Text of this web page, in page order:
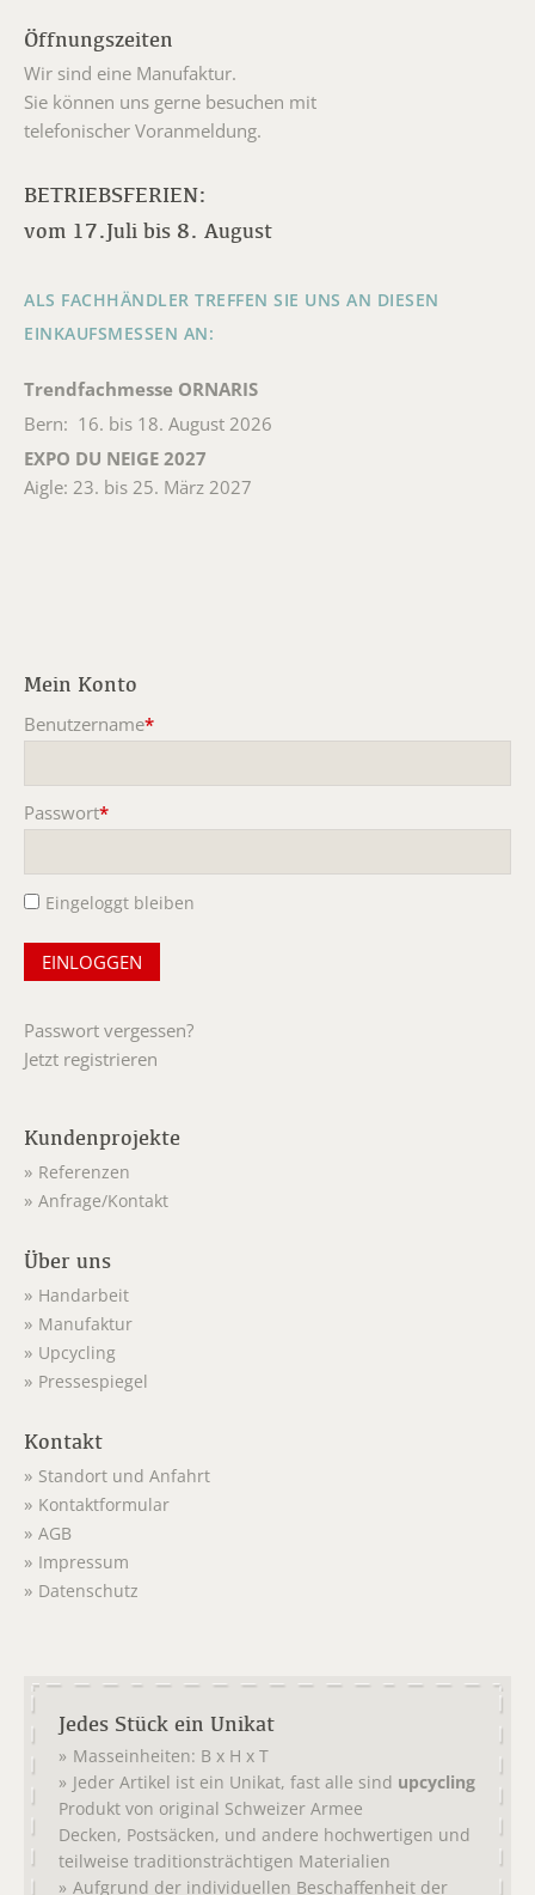
Öffnungszeiten
Wir sind eine Manufaktur.
Sie können uns gerne besuchen mit
telefonischer Voranmeldung.
BETRIEBSFERIEN:
vom 17.Juli bis 8. August
ALS FACHHÄNDLER TREFFEN SIE UNS AN DIESEN
EINKAUFSMESSEN AN:
Trendfachmesse ORNARIS
Bern: 16. bis 18. August 2026
EXPO DU NEIGE 2027
Aigle: 23. bis 25. März 2027
Mein Konto
Benutzername*
Passwort*
Eingeloggt bleiben
Passwort vergessen?
Jetzt registrieren
Kundenprojekte
Referenzen
Anfrage/Kontakt
Über uns
Handarbeit
Manufaktur
Upcycling
Pressespiegel
Kontakt
Standort und Anfahrt
Kontaktformular
AGB
Impressum
Datenschutz
Jedes Stück ein Unikat
Masseinheiten: B x H x T
Jeder Artikel ist ein Unikat, fast alle sind upcycling
Produkt von original Schweizer Armee
Decken, Postsäcken, und andere hochwertigen und
teilweise traditionsträchtigen Materialien
Aufgrund der individuellen Beschaffenheit der